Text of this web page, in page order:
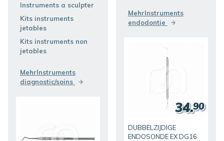
Instruments a sculpter
Kits instruments
jetables
Kits instruments non
jetables
MehrInstruments
diagnostic/soins
MehrInstruments
endodontie
DUBBELZIJDIGE
ENDOSONDE EX DG16
34.90